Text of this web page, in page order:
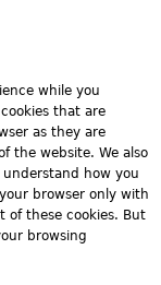
while you
that are
as they are
the website. We also
how you
browser only with
of these cookies. But
browsing